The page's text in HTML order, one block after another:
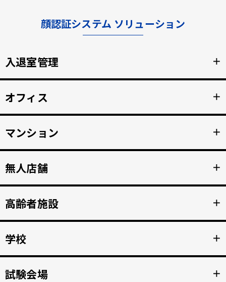
顔認証システム ソリューション
入退室管理 ＋
くし、紛失のリスクと再発行コストの削減。
詳細を見る >>
オフィス ＋
動勤怠管理。
詳細を見る >>
マンション ＋
スマホへ接続。 入居者の顔を認証して、手ぶらでドア解
錠。
詳細を見る >>
無人店舗 ＋
時間無人営業を実現。
詳細を見る >>
高齢者施設 ＋
検知、スマホへの着信アラートで重大事故を防止。
詳細を見る >>
学校 ＋
詳細を見る >>
試験会場 ＋